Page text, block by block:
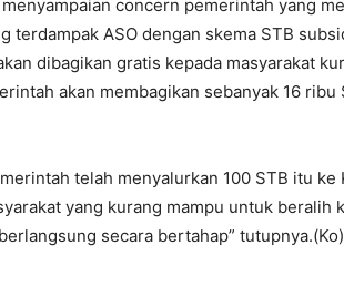
concern pemerintah yang
terdampak ASO dengan skema STB
dibagikan gratis kepada masyarakat
akan membagikan sebanyak 16
telah menyalurkan 100 STB itu ke
yang kurang mampu untuk
secara bertahap” tutupnya.(Ko)